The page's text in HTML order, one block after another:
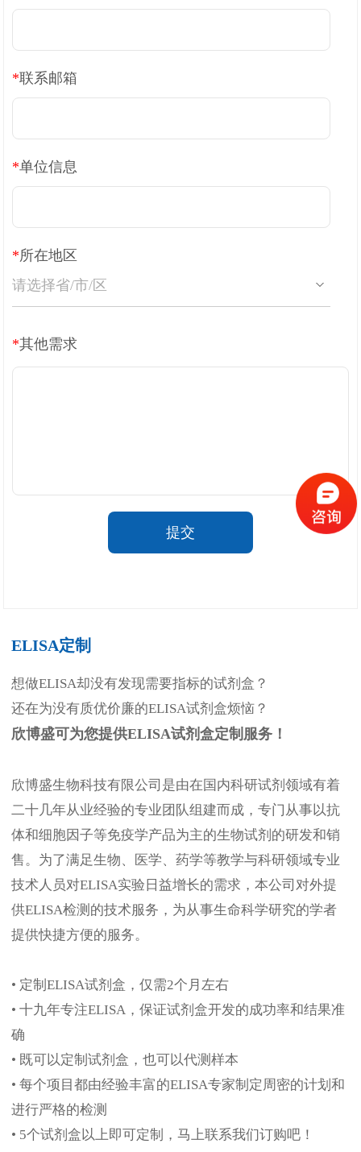
技术支持
样本处理
操作视频 结果数据分析
高分文献解读
*联系邮箱
*单位信息
*所在地区
请选择省/市/区
*其他需求
提交
ELISA定制
想做ELISA却没有发现需要指标的试剂盒？
还在为没有质优价廉的ELISA试剂盒烦恼？
欣博盛可为您提供ELISA试剂盒定制服务！
欣博盛生物科技有限公司是由在国内科研试剂领域有着
二十几年从业经验的专业团队组建而成，专门从事以抗
体和细胞因子等免疫学产品为主的生物试剂的研发和销
售。为了满足生物、医学、药学等教学与科研领域专业
技术人员对ELISA实验日益增长的需求，本公司对外提
供ELISA检测的技术服务，为从事生命科学研究的学者
提供快捷方便的服务。
• 定制ELISA试剂盒，仅需2个月左右
• 十九年专注ELISA，保证试剂盒开发的成功率和结果准
确
• 既可以定制试剂盒，也可以代测样本
• 每个项目都由经验丰富的ELISA专家制定周密的计划和
进行严格的检测
• 5个试剂盒以上即可定制，马上联系我们订购吧！